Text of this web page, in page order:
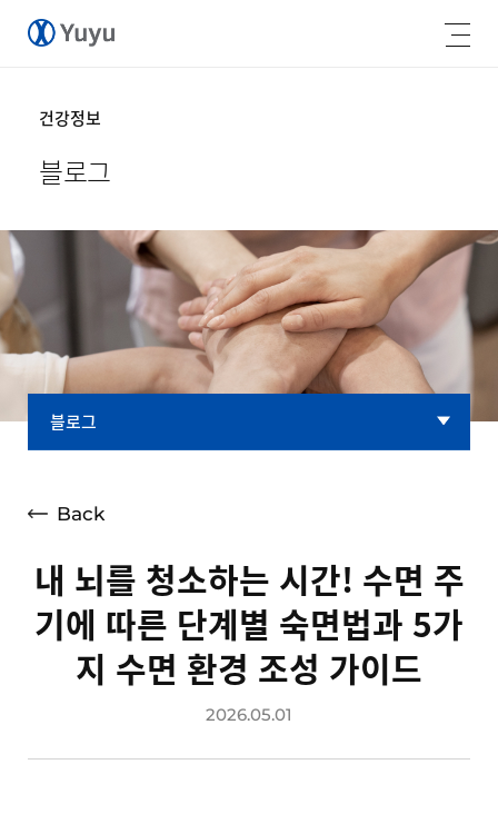
건강정보
블로그
블로그
Back
내 뇌를 청소하는 시간! 수면 주
기에 따른 단계별 숙면법과 5가
지 수면 환경 조성 가이드
2026.05.01